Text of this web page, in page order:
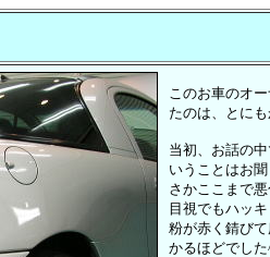
このお車のオ
たのは、とに
当初、お話の
いうことはお
さかここまで
目視でもハッ
粉が赤く錆び
かるほどでし